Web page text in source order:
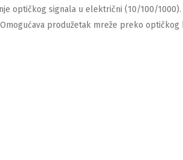
optičkog signala u električni (10/100/
produžetak mreže preko optičkog